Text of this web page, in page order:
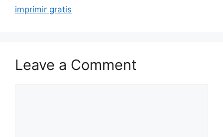
imprimir gratis
Leave a Comment